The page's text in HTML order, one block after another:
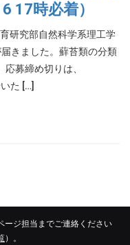
17時必着）
研究部自然科学系理工学
きました。蘚苔類の分類
募締め切りは、
た […]
ージ担当までご連絡ください
）。